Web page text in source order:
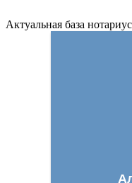
Актуальная база